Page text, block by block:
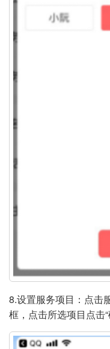
8.设置服务项目：点击
框，点击所选项目点击